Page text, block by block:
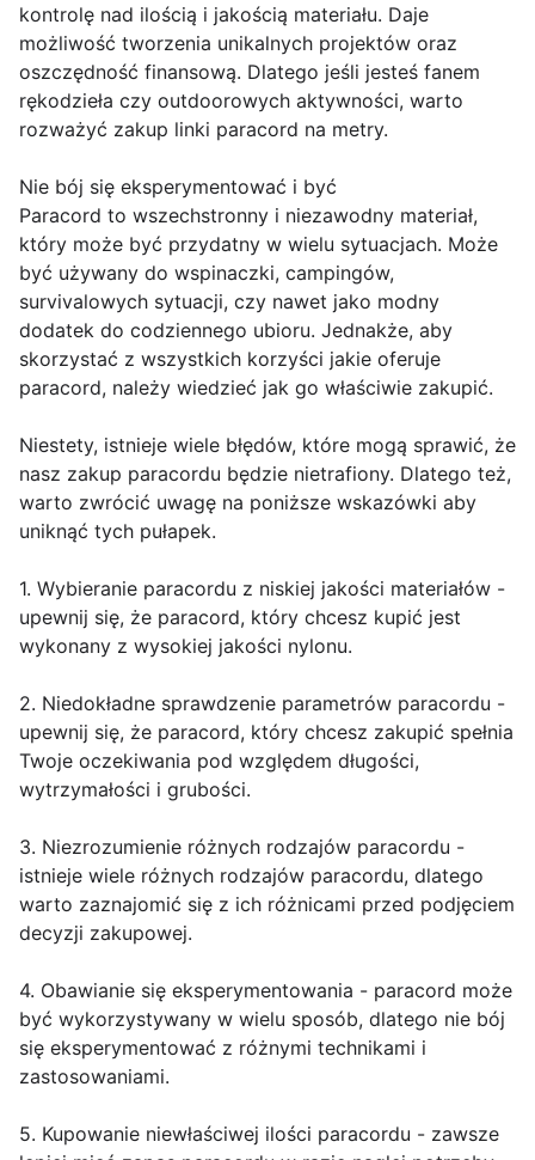
kontrolę nad ilością i jakością materiału. Daje
możliwość tworzenia unikalnych projektów oraz
oszczędność finansową. Dlatego jeśli jesteś fanem
rękodzieła czy outdoorowych aktywności, warto
rozważyć zakup linki paracord na metry.
Nie bój się eksperymentować i być
Paracord to wszechstronny i niezawodny materiał,
który może być przydatny w wielu sytuacjach. Może
być używany do wspinaczki, campingów,
survivalowych sytuacji, czy nawet jako modny
dodatek do codziennego ubioru. Jednakże, aby
skorzystać z wszystkich korzyści jakie oferuje
paracord, należy wiedzieć jak go właściwie zakupić.
Niestety, istnieje wiele błędów, które mogą sprawić, że
nasz zakup paracordu będzie nietrafiony. Dlatego też,
warto zwrócić uwagę na poniższe wskazówki aby
uniknąć tych pułapek.
1. Wybieranie paracordu z niskiej jakości materiałów -
upewnij się, że paracord, który chcesz kupić jest
wykonany z wysokiej jakości nylonu.
2. Niedokładne sprawdzenie parametrów paracordu -
upewnij się, że paracord, który chcesz zakupić spełnia
Twoje oczekiwania pod względem długości,
wytrzymałości i grubości.
3. Niezrozumienie różnych rodzajów paracordu -
istnieje wiele różnych rodzajów paracordu, dlatego
warto zaznajomić się z ich różnicami przed podjęciem
decyzji zakupowej.
4. Obawianie się eksperymentowania - paracord może
być wykorzystywany w wielu sposób, dlatego nie bój
się eksperymentować z różnymi technikami i
zastosowaniami.
5. Kupowanie niewłaściwej ilości paracordu - zawsze